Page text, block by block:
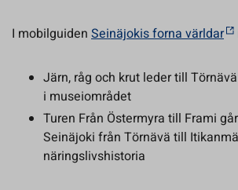
I mobilguiden Seinäjokis forna världar
Järn, råg och krut leder till
i museiområdet
Turen Från Östermyra till Frami
Seinäjoki från Törnävä till
näringslivshistoria